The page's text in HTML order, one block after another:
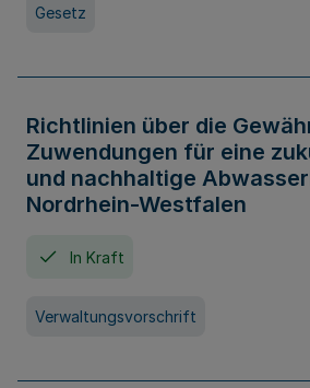
Gesetz
Richtlinien über die
Zuwendungen für eine
und nachhaltige
Nordrhein-Westfalen
In Kraft
Verwaltungsvorschrift